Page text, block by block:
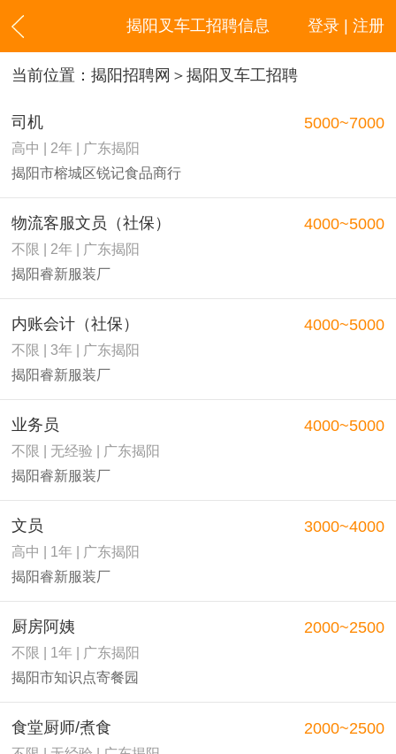
登录 | 注册
揭阳叉车工招聘信息
当前位置： 揭阳招聘网 ＞揭阳叉车工招聘
司机
高中 | 2年 | 广东揭阳
揭阳市榕城区锐记食品商行
5000~7000
物流客服文员（社保）
不限 | 2年 | 广东揭阳
揭阳睿新服装厂
4000~5000
内账会计（社保）
不限 | 3年 | 广东揭阳
揭阳睿新服装厂
4000~5000
业务员
不限 | 无经验 | 广东揭阳
揭阳睿新服装厂
4000~5000
文员
高中 | 1年 | 广东揭阳
揭阳睿新服装厂
3000~4000
厨房阿姨
不限 | 1年 | 广东揭阳
揭阳市知识点寄餐园
2000~2500
食堂厨师/煮食 2000~2500